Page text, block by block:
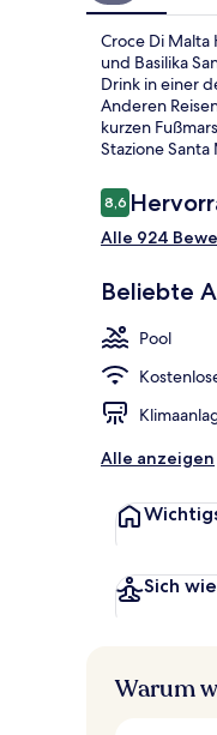
Croce Di Malta
und Basilika
Drink in einer
Anderen
kurzen
Stazione
8,68,6 von 10.
Alle 924
Beliebte
Pool
Alle anzeigen
Sich
Warum